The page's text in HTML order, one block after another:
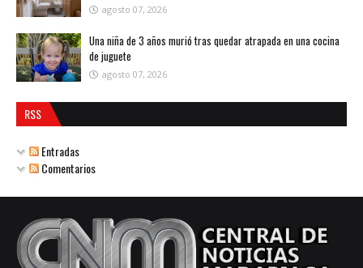
agosto 07, 2026
Una niña de 3 años murió tras quedar atrapada en una cocina
de juguete
agosto 07, 2026
RSS
Entradas
Comentarios